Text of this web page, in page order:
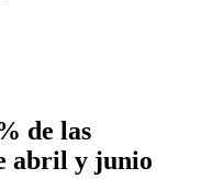
de las
abril y junio